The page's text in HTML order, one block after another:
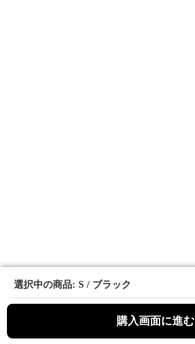
選択中の商品: S / ブラック
購入画面に進む
選択中の商品: S / ブラック
購入画面に進む